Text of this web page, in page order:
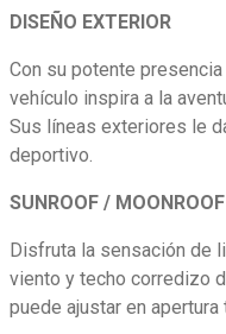
DISEÑO EXTERIOR
Con su potente
vehículo inspira a la
Sus líneas exteriores le
deportivo.
SUNROOF / MOONROOF
Disfruta la sensación de
viento y techo corredizo
puede ajustar en apertura